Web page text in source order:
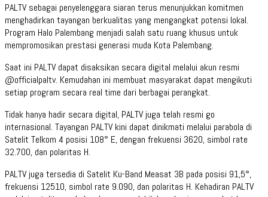
PALTV sebagai penyelenggara siaran terus menunjukkan komitmen
menghadirkan tayangan berkualitas yang mengangkat potensi lokal.
Program Halo Palembang menjadi salah satu ruang khusus untuk
mempromosikan prestasi generasi muda Kota Palembang.
Saat ini PALTV dapat disaksikan secara digital melalui akun resmi
@officialpaltv. Kemudahan ini membuat masyarakat dapat mengikuti
setiap program secara real time dari berbagai perangkat.
Tidak hanya hadir secara digital, PALTV juga telah resmi go
internasional. Tayangan PALTV kini dapat dinikmati melalui parabola di
Satelit Telkom 4 posisi 108° E, dengan frekuensi 3620, simbol rate
32.700, dan polaritas H.
PALTV juga tersedia di Satelit Ku-Band Measat 3B pada posisi 91,5°,
frekuensi 12510, simbol rate 9.090, dan polaritas H. Kehadiran PALTV